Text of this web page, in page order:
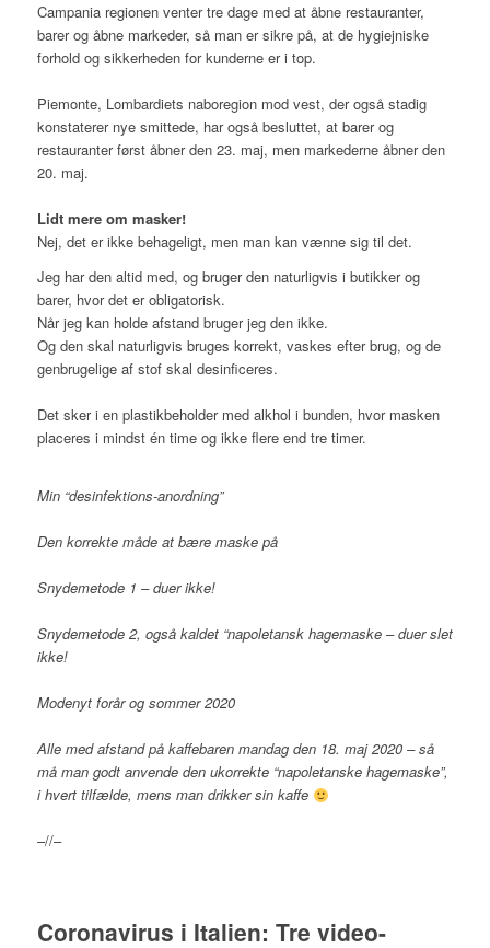
Campania regionen venter tre dage med at åbne restauranter,
barer og åbne markeder, så man er sikre på, at de hygiejniske
forhold og sikkerheden for kunderne er i top.
Piemonte, Lombardiets naboregion mod vest, der også stadig
konstaterer nye smittede, har også besluttet, at barer og
restauranter først åbner den 23. maj, men markederne åbner den
20. maj.
Lidt mere om masker!
Nej, det er ikke behageligt, men man kan vænne sig til det.
Jeg har den altid med, og bruger den naturligvis i butikker og
barer, hvor det er obligatorisk.
Når jeg kan holde afstand bruger jeg den ikke.
Og den skal naturligvis bruges korrekt, vaskes efter brug, og de
genbrugelige af stof skal desinficeres.
Det sker i en plastikbeholder med alkhol i bunden, hvor masken
placeres i mindst én time og ikke flere end tre timer.
Min “desinfektions-anordning”
Den korrekte måde at bære maske på
Snydemetode 1 – duer ikke!
Snydemetode 2, også kaldet “napoletansk hagemaske – duer slet
ikke!
Modenyt forår og sommer 2020
Alle med afstand på kaffebaren mandag den 18. maj 2020 – så
må man godt anvende den ukorrekte “napoletanske hagemaske”,
i hvert tilfælde, mens man drikker sin kaffe
–//–
Coronavirus i Italien: Tre video-